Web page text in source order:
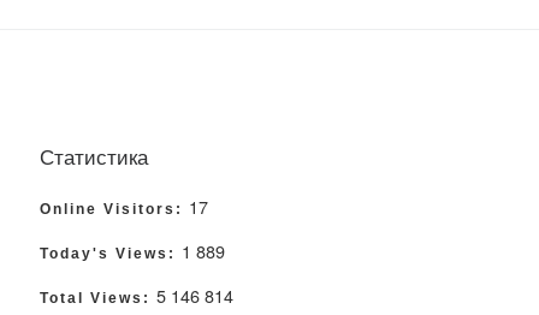
Статистика
Online Visitors: 17
Today's Views: 1 889
Total Views: 5 146 814